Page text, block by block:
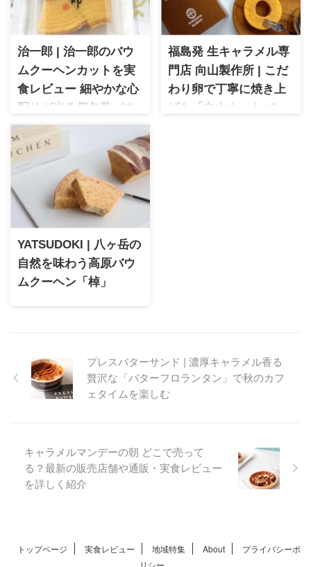
治一郎 | 治一郎のバウ
ムクーヘンカットを実
食レビュー 細やかな心
配りが光る個包装バウ
ムクーヘン
治一郎 治一郎のバウムクーヘ
ンカットは、しっとり食感が
魅力の人気バウムクーヘンを
手軽に楽しめる個包装タイ
プ。フォーク付きの細やかな
心配りも嬉しい、治一郎らし
さが詰まったバウムクーヘン
カットを実食レビュー。味わ
いや特徴、購入方法まで詳し
くご紹介します。
福島発 生キャラメル専
門店 向山製作所 | こだ
わり卵で丁寧に焼き上
げた「向山カットバー
YATSUDOKI | 八ヶ岳の
自然を味わう高原バウ
ムクーヘン「棹」
の方にもおすすめの逸品プレスバターサンド | 濃厚キャラメル香る
贅沢な「バターフロランタン」で秋のカフ
ェタイムを楽しむ
キャラメルマンデーの朝 どこで売って
る？最新の販売店舗や通販・実食レビュー
を詳しく紹介
トップページ 実食レビュー 地域特集 About
プライバシーポ